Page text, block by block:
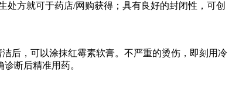
方就可于药店/网购获得；具有良好的封闭性，可创
后，可以涂抹红霉素软膏。不严重的烫伤，即刻用冷
断后精准用药。